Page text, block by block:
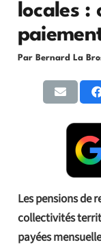
locales :
Par Bernard La
Les pensions de
collectivités
payées